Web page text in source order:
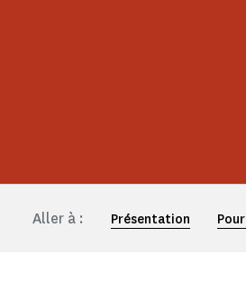
Aller à : Présentation